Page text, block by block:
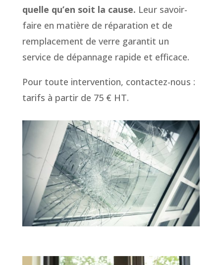
quelle qu’en soit la cause. Leur savoir-
faire en matière de réparation et de
remplacement de verre garantit un
service de dépannage rapide et efficace.
Pour toute intervention, contactez-nous :
tarifs à partir de 75 € HT.